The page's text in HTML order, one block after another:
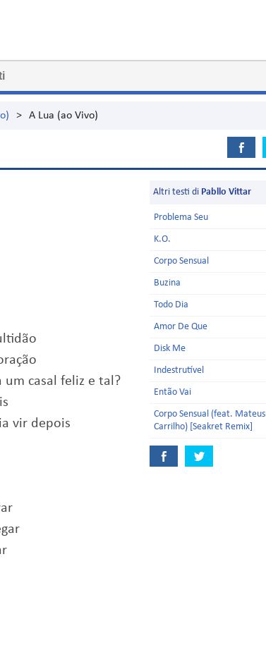
> A Lua (ao Vivo)
um casal feliz e tal?
vir depois
Altri testi di Pabllo Vittar
Problema Seu
K.O.
Corpo Sensual
Buzina
Todo Dia
Amor De Que
Disk Me
Indestrutível
Então Vai
Corpo Sensual (feat. Mateus
Carrilho) [Seakret Remix]